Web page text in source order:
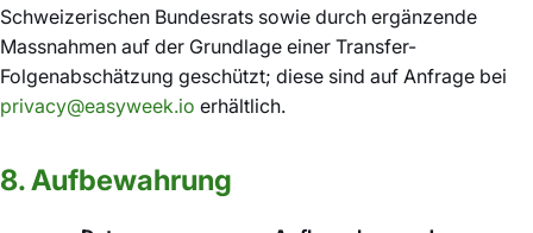
Schweizerischen Bundesrats sowie durch ergänzende
Massnahmen auf der Grundlage einer Transfer-
Folgenabschätzung geschützt; diese sind auf Anfrage bei
privacy@easyweek.io erhältlich.
8. Aufbewahrung